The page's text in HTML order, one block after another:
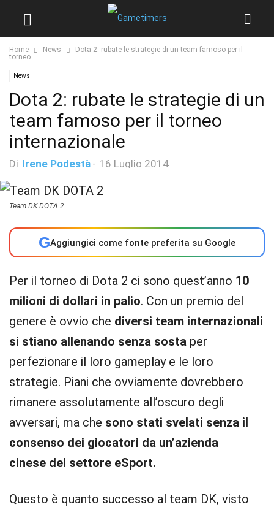
Home News
Dota 2: rubate le strategie di un team famoso per il
torneo...
News
Dota 2: rubate le strategie di un
team famoso per il torneo
internazionale
Di Irene Podestà - 16 Luglio 2014
Team DK DOTA 2
GAggiungici come fonte preferita su Google
Per il torneo di Dota 2 ci sono quest’anno 10
milioni di dollari in palio. Con un premio del
genere è ovvio che diversi team internazionali
si stiano allenando senza sosta per
perfezionare il loro gameplay e le loro
strategie. Piani che ovviamente dovrebbero
rimanere assolutamente all’oscuro degli
avversari, ma che sono stati svelati senza il
consenso dei giocatori da un’azienda
cinese del settore eSport.
Questo è quanto successo al team DK, visto